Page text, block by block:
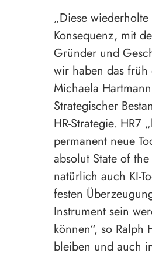
„Diese
Konsequenz, mit
Gründer und
wir haben das früh
Michaela
Strategischer
HR-Strategie. HR7
permanent neue
absolut State of
natürlich auch KI-
festen
Instrument sein
können“, so
bleiben und auch